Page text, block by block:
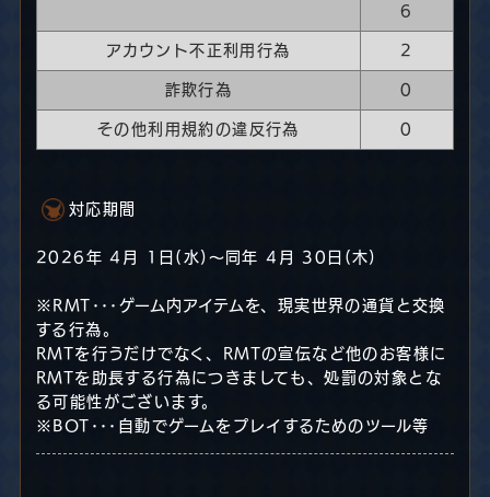
6
アカウント不正利用行為 2
詐欺行為 0
その他利用規約の違反行為 0
対応期間
2026年 4月 1日(水)～同年 4月 30日(木)
※RMT･･･ゲーム内アイテムを、現実世界の通貨と交換
する行為。
RMTを行うだけでなく、RMTの宣伝など他のお客様に
RMTを助長する行為につきましても、処罰の対象とな
る可能性がございます。
※BOT･･･自動でゲームをプレイするためのツール等